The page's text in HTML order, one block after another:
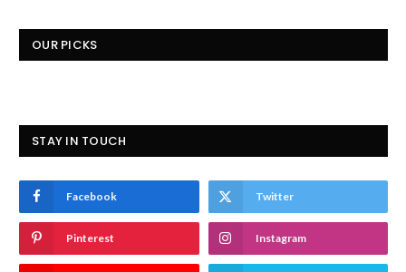
OUR PICKS
STAY IN TOUCH
Facebook Twitter
Pinterest Instagram